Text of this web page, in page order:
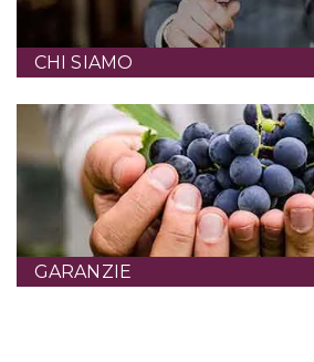
CHI SIAMO
GARANZIE